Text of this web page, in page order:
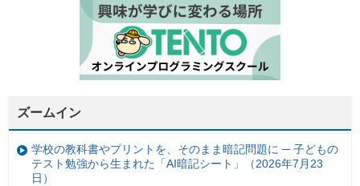
ズームイン
学校の教科書やプリントを、そのまま暗記問題に ─ 子どもの
テスト勉強から生まれた「AI暗記シート」（2026年7月23
日）